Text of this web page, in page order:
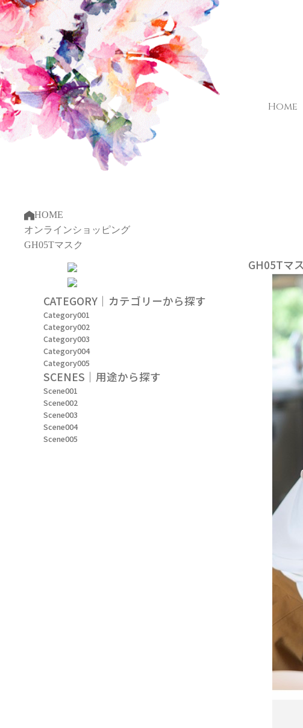
Home
HOME
オンラインショッピング
GH05Tマスク
CATEGORY｜カテゴリーから探す
Category001
Category002
Category003
Category004
Category005
SCENES｜用途から探す
Scene001
Scene002
Scene003
Scene004
Scene005
GH05Tマ